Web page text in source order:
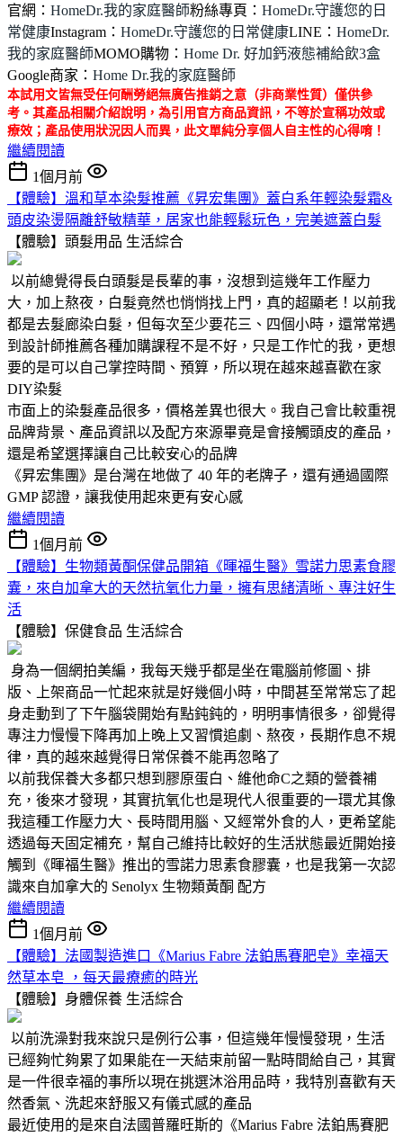
官網： HomeDr.我的家庭醫師粉絲專頁： HomeDr.守護您的日
常健康Instagram： HomeDr.守護您的日常健康LINE： HomeDr.
我的家庭醫師MOMO購物： Home Dr. 好加鈣液態補給飲3盒
Google商家： Home Dr.我的家庭醫師
本試用文皆無受任何酬勞絕無廣告推銷之意（非商業性質）僅供參
考。其產品相關介紹說明，為引用官方商品資訊，不等於宣稱功效或
療效；產品使用狀況因人而異，此文單純分享個人自主性的心得唷！
繼續閱讀
1個月前
【體驗】溫和草本染髮推薦《昇宏集團》蓋白系年輕染髮霜&
頭皮染燙隔離舒敏精華，居家也能輕鬆玩色，完美遮蓋白髮
【體驗】頭髮用品 生活綜合
以前總覺得長白頭髮是長輩的事，沒想到這幾年工作壓力
大，加上熬夜，白髮竟然也悄悄找上門，真的超顯老！以前我
都是去髮廊染白髮，但每次至少要花三、四個小時，還常常遇
到設計師推薦各種加購課程不是不好，只是工作忙的我，更想
要的是可以自己掌控時間、預算，所以現在越來越喜歡在家
DIY染髮
市面上的染髮產品很多，價格差異也很大。我自己會比較重視
品牌背景、產品資訊以及配方來源畢竟是會接觸頭皮的產品，
還是希望選擇讓自己比較安心的品牌
《昇宏集團》是台灣在地做了 40 年的老牌子，還有通過國際
GMP 認證，讓我使用起來更有安心感
繼續閱讀
1個月前
【體驗】生物類黃酮保健品開箱《暉福生醫》雪諾力思素食膠
囊，來自加拿大的天然抗氧化力量，擁有思緒清晰、專注好生
活
【體驗】保健食品 生活綜合
身為一個網拍美編，我每天幾乎都是坐在電腦前修圖、排
版、上架商品一忙起來就是好幾個小時，中間甚至常常忘了起
身走動到了下午腦袋開始有點鈍鈍的，明明事情很多，卻覺得
專注力慢慢下降再加上晚上又習慣追劇、熬夜，長期作息不規
律，真的越來越覺得日常保養不能再忽略了
以前我保養大多都只想到膠原蛋白、維他命C之類的營養補
充，後來才發現，其實抗氧化也是現代人很重要的一環尤其像
我這種工作壓力大、長時間用腦、又經常外食的人，更希望能
透過每天固定補充，幫自己維持比較好的生活狀態最近開始接
觸到《暉福生醫》推出的雪諾力思素食膠囊，也是我第一次認
識來自加拿大的 Senolyx 生物類黃酮 配方
繼續閱讀
1個月前
【體驗】法國製造進口《Marius Fabre 法鉑馬賽肥皂》幸福天
然草本皂 ，每天最療癒的時光
【體驗】身體保養 生活綜合
以前洗澡對我來說只是例行公事，但這幾年慢慢發現，生活
已經夠忙夠累了如果能在一天結束前留一點時間給自己，其實
是一件很幸福的事所以現在挑選沐浴用品時，我特別喜歡有天
然香氣、洗起來舒服又有儀式感的產品
最近使用的是來自法國普羅旺斯的《Marius Fabre 法鉑馬賽肥